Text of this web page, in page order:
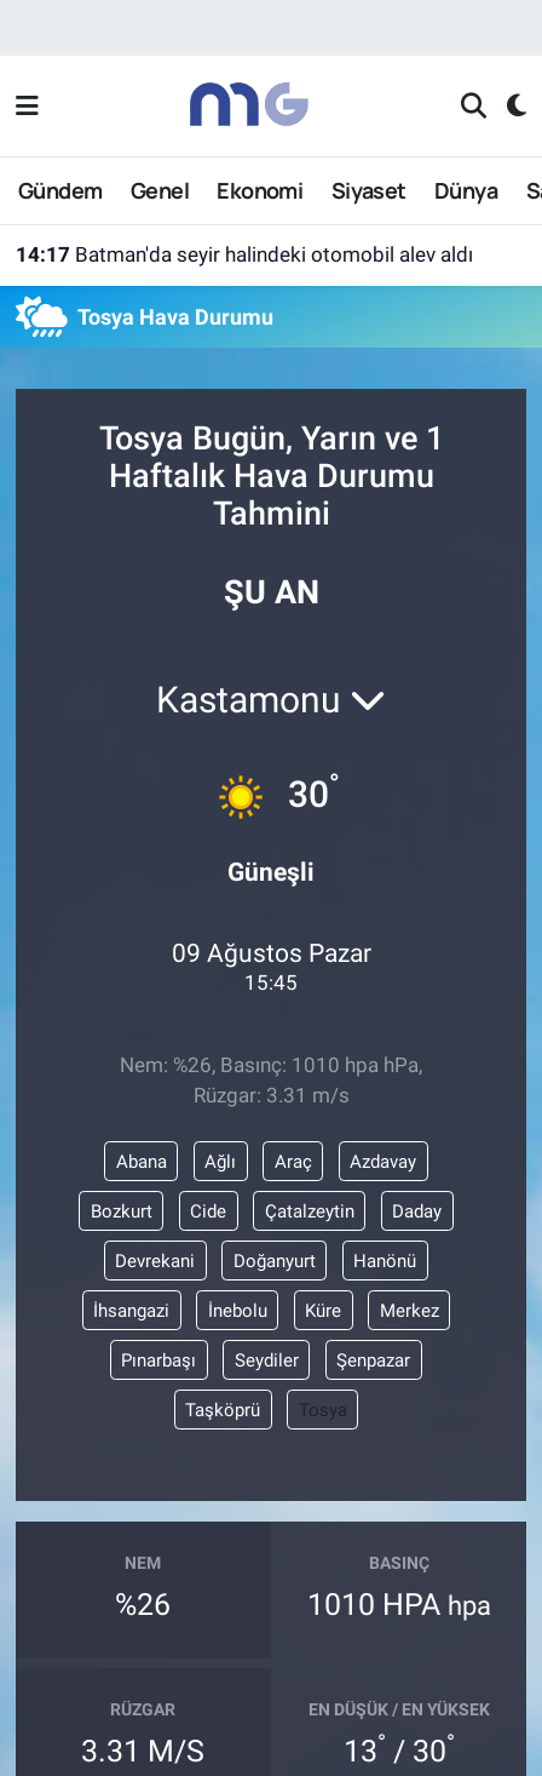
Gündem Genel Ekonomi Siyaset Dünya
14:17 Batman'da seyir halindeki otomobil alev aldı
Tosya Hava Durumu
Tosya Bugün, Yarın ve 1
Haftalık Hava Durumu
Tahmini
ŞU AN
Kastamonu
30°
Güneşli
09 Ağustos Pazar
15:45
Nem: %26, Basınç: 1010 hpa hPa,
Rüzgar: 3.31 m/s
Abana Ağlı Araç Azdavay
Bozkurt Cide Çatalzeytin Daday
Devrekani Doğanyurt Hanönü
İhsangazi İnebolu Küre Merkez
Pınarbaşı Seydiler Şenpazar
Taşköprü Tosya
NEM
%26
BASINÇ
1010 HPA hpa
RÜZGAR
3.31 M/S
EN DÜŞÜK / EN YÜKSEK
13° / 30°
Nöbetçi Eczaneler
Hava Durumu
Son Dakika Haberleri